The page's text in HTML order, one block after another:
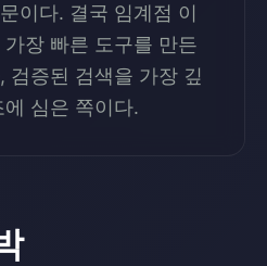
이다. 결국 임계점 이
장 빠른 도구를 만든
검증된 검색을 가장 깊
심은 쪽이다.